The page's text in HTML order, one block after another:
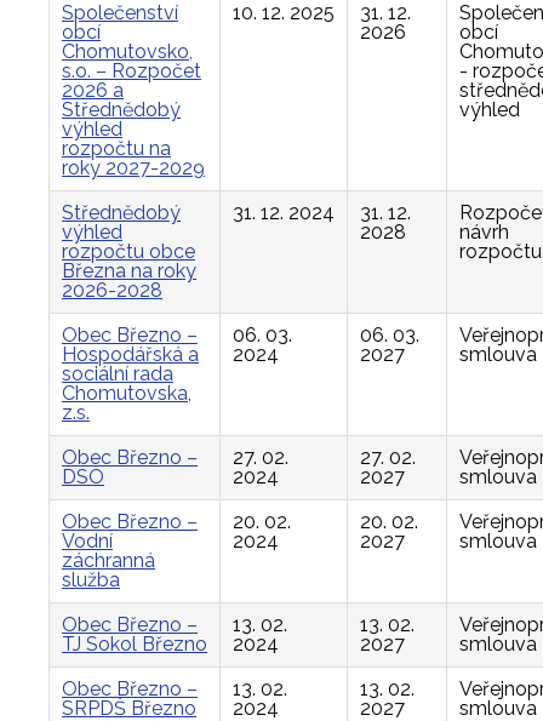
Společenství
obcí
Chomutovsko,
s.o. – Rozpočet
2026 a
Střednědobý
výhled
rozpočtu na
roky 2027-2029
10. 12. 2025
31. 12.
2026
obcí
-
výhled
Střednědobý
výhled
rozpočtu obce
Března na roky
2026-2028
31. 12. 2024
31. 12.
2028
návrh
rozpočtu
Obec Březno –
Hospodářská a
sociální rada
Chomutovska,
z.s.
06. 03.
2024
06. 03.
2027
smlouva
Obec Březno –
DSO
27. 02.
2024
27. 02.
2027
smlouva
Obec Březno –
Vodní
záchranná
služba
20. 02.
2024
20. 02.
2027
smlouva
Obec Březno –
TJ Sokol Březno
13. 02.
2024
13. 02.
2027
smlouva
Obec Březno –
SRPDŠ Březno
13. 02.
2024
13. 02.
2027
smlouva